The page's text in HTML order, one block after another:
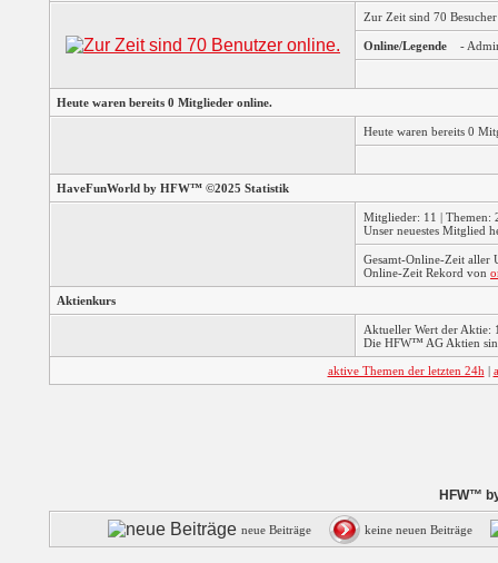
Zur Zeit sind 70
Online/Legende -
Heute waren bereits 0 Mitglieder online.
Heute waren bereits 0
HaveFunWorld by HFW™ ©2025 Statistik
Mitglieder: 11 | Themen:
Unser neuestes Mitglied
Gesamt-Online-Zeit aller
Online-Zeit Rekord von
Aktienkurs
Aktueller Wert der Aktie:
Die HFW™ AG Aktien
aktive Themen der letzten 24h |
HFW™
neue Beiträge keine neuen Beiträge